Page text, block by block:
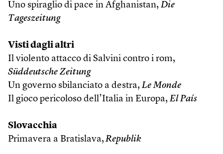
Uno spiraglio di pace in Afghanistan, Die
Tageszeitung
Visti dagli altri
Il violento attacco di Salvini contro i rom,
Süddeutsche Zeitung
Un governo sbilanciato a destra, Le Monde
Il gioco pericoloso dell’Italia in Europa, El País
Slovacchia
Primavera a Bratislava, Republik